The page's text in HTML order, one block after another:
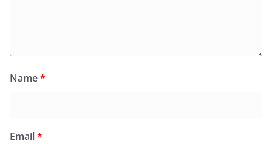
Name*
Email*